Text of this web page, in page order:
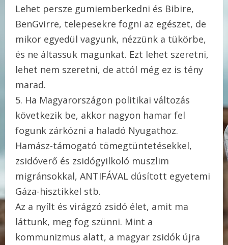
Lehet persze gumiemberkedni és Bibire,
BenGvirre, telepesekre fogni az egészet, de
mikor egyedül vagyunk, nézzünk a tükörbe,
és ne áltassuk magunkat. Ezt lehet szeretni,
lehet nem szeretni, de attól még ez is tény
marad.
5. Ha Magyarországon politikai változás
következik be, akkor nagyon hamar fel
fogunk zárkózni a haladó Nyugathoz.
Hamász-támogató tömegtüntetésekkel,
zsidóverő és zsidógyilkoló muszlim
migránsokkal, ANTIFÁVAL dúsított egyetemi
Gáza-hisztikkel stb.
Az a nyílt és virágzó zsidó élet, amit ma
láttunk, meg fog szünni. Mint a
kommunizmus alatt, a magyar zsidók újra